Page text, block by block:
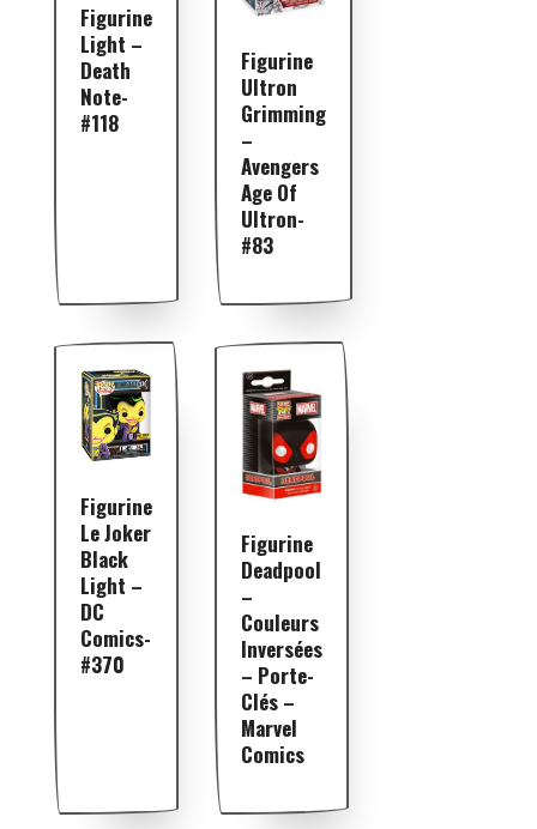
Figurine
Light –
Death
Note-
#118
Figurine
Ultron
Grimming
–
Avengers
Age Of
Ultron-
#83
Figurine
Le Joker
Black
Light –
DC
Comics-
#370
Figurine
Deadpool
–
Couleurs
Inversées
– Porte-
Clés –
Marvel
Comics